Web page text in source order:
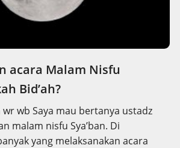
acara Malam Nisfu
Bid’ah?
wb Saya mau bertanya ustadz
malam nisfu Sya’ban. Di
yang melaksanakan acara